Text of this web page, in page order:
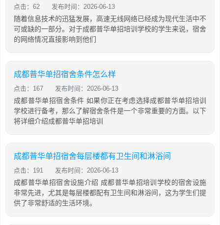
点击：62 发布时间：2026-06-13
随着信息技术的迅猛发展，高速无线网络已经成为现代生活中不
可或缺的一部分。对于成都普华单招培训学校的学生来说，宿舍
的网络情况直接影响到他们
成都普华单招宿舍条件怎么样
点击：167 发布时间：2026-06-13
成都普华单招宿舍条件 如果你正在考虑选择成都普华单招培训
学校进行备考，那么了解宿舍条件是一个非常重要的方面。以下
将详细介绍成都普华单招培训
成都普华单招宿舍每层楼都有卫生间和淋浴间
点击：191 发布时间：2026-06-13
成都普华单招宿舍设施介绍 成都普华单招培训学校的宿舍设施
非常先进，尤其是每层楼都配有卫生间和淋浴间，这为学生们提
供了非常舒适的生活环境。